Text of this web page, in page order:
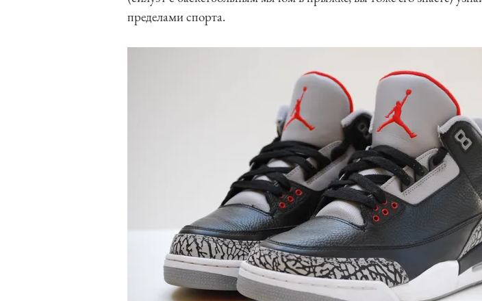
пределами спорта.